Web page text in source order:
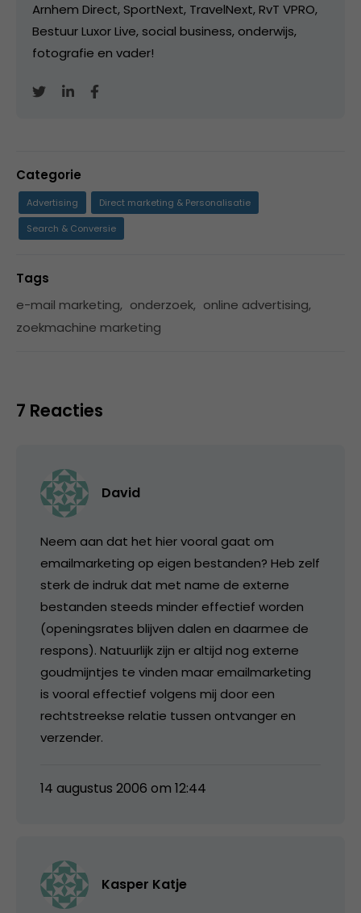
Arnhem Direct, SportNext, TravelNext, RvT VPRO,
Bestuur Luxor Live, social business, onderwijs,
fotografie en vader!
Categorie
Advertising
Direct marketing & Personalisatie
Search & Conversie
Tags
e-mail marketing, onderzoek, online advertising,
zoekmachine marketing
7 Reacties
David
Neem aan dat het hier vooral gaat om
emailmarketing op eigen bestanden? Heb zelf
sterk de indruk dat met name de externe
bestanden steeds minder effectief worden
(openingsrates blijven dalen en daarmee de
respons). Natuurlijk zijn er altijd nog externe
goudmijntjes te vinden maar emailmarketing
is vooral effectief volgens mij door een
rechtstreekse relatie tussen ontvanger en
verzender.
14 augustus 2006 om 12:44
Kasper Katje